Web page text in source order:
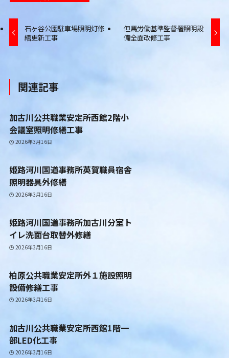
石ヶ谷公園駐車場照明灯修
繕更新工事
但馬労働基準監督署照明設
備全面改修工事
関連記事
加古川公共職業安定所西館2階小
会議室照明修繕工事
2026年3月16日
姫路河川国道事務所英賀職員宿舎
照明器具外修繕
2026年3月16日
姫路河川国道事務所加古川分室ト
イレ洗面台取替外修繕
2026年3月16日
柏原公共職業安定所外１施設照明
設備修繕工事
2026年3月16日
加古川公共職業安定所西館1階一
部LED化工事
2026年3月16日